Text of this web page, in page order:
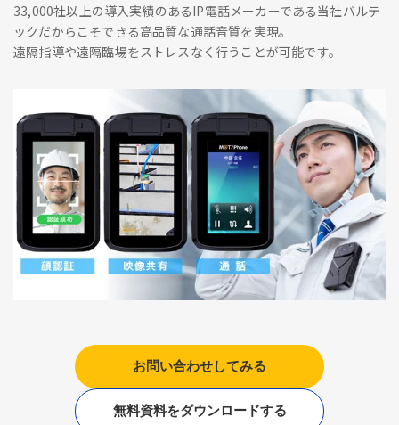
33,000社以上の導入実績のあるIP電話メーカーである当社バルテ
ックだからこそできる高品質な通話音質を実現。
遠隔指導や遠隔臨場をストレスなく行うことが可能です。
お問い合わせしてみる
無料資料をダウンロードする